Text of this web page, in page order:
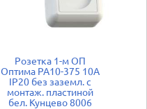
Розетка 1-м ОП
Оптима РА10-375 10А
IP20 без заземл. с
монтаж. пластиной
бел. Кунцево 8006